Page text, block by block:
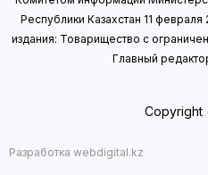
Республики Казахстан 11 февраля
издания: Товарищество с
Главный
Copyright
Разработка webdigital.kz